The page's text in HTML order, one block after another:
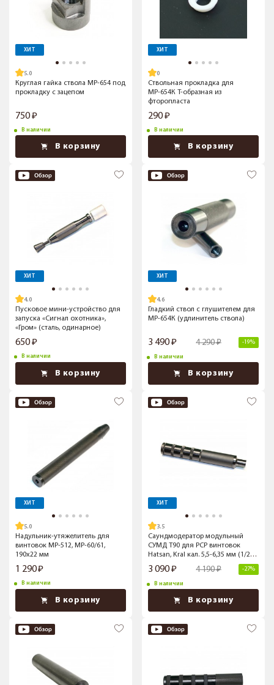
ХИТ
5.0
Круглая гайка ствола МР-654 под
прокладку с зацепом
750
В наличии
В корзину
ХИТ
Ствольная прокладка для
МР-654К T-образная из
фторопласта
290
В наличии
В корзину
ХИТ
4.0
Пусковое мини-устройство для
запуска «Сигнал охотника»,
«Гром» (сталь, одинарное)
650
В наличии
В корзину
ХИТ
4.6
Гладкий ствол с глушителем для
МР-654К (удлинитель ствола)
3 490 4 290 -19%
В наличии
В корзину
ХИТ
5.0
Надульник-утяжелитель для
винтовок МР-512, МР-60/61,
190x22 мм
1 290
В наличии
В корзину
ХИТ
3.5
Саундмодератор модульный
СУМД Т90 для PCP винтовок
Hatsan, Kral кал. 5,5-6,35 мм (1/2”
UNF -20)
3 090 4 190 -27%
В наличии
В корзину